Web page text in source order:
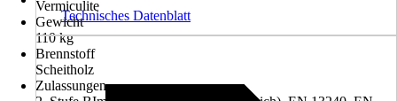
Vermiculite
Gewicht
110 kg
Brennstoff
Scheitholz
Zulassungen
Technisches Datenblatt